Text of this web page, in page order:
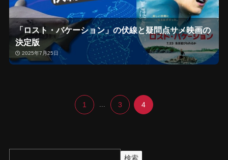
「ロスト・バケーション」の伏線と疑問点サメ映画の
決定版
2025年7月25日
1 3 4
検索